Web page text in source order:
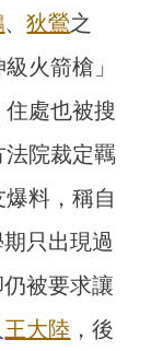
、狄鶯之
火箭槍」
處也被搜
法院裁定羈
料，稱自
只出現過
被要求讓
王大陸 ，後